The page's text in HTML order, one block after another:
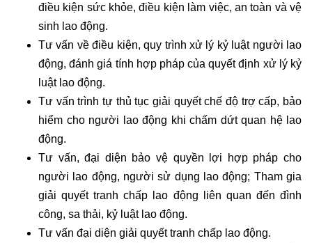
điều kiện sức khỏe, điều kiện làm việc, an toàn và vệ
sinh lao động.
Tư vấn về điều kiện, quy trình xử lý kỷ luật người lao
động, đánh giá tính hợp pháp của quyết định xử lý kỷ
luật lao động.
Tư vấn trình tự thủ tục giải quyết chế độ trợ cấp, bảo
hiểm cho người lao động khi chấm dứt quan hệ lao
động.
Tư vấn, đại diện bảo vệ quyền lợi hợp pháp cho
người lao động, người sử dụng lao động; Tham gia
giải quyết tranh chấp lao động liên quan đến đình
công, sa thải, kỷ luật lao động.
Tư vấn đại diện giải quyết tranh chấp lao động.